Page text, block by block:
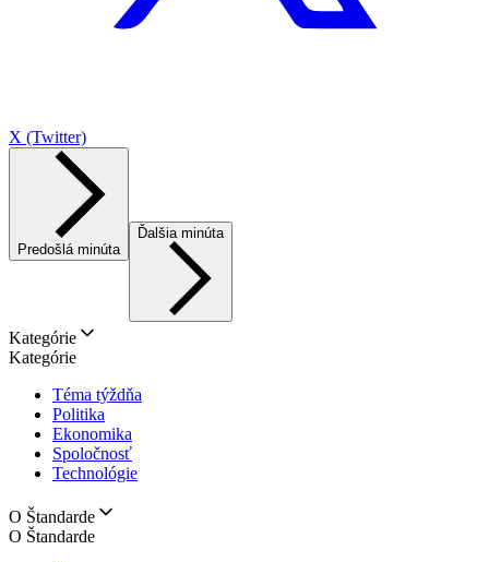
X (Twitter)
Predošlá minúta
Ďalšia minúta
Kategórie
Kategórie
Téma týždňa
Politika
Ekonomika
Spoločnosť
Technológie
O Štandarde
O Štandarde